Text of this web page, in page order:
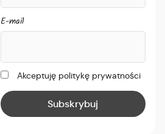
E-mail
Akceptuję politykę prywatności